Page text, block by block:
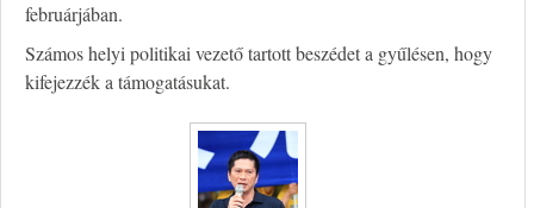
februárjában.
Számos helyi politikai vezető tartott beszédet a gyűlésen, hogy
kifejezzék a támogatásukat.